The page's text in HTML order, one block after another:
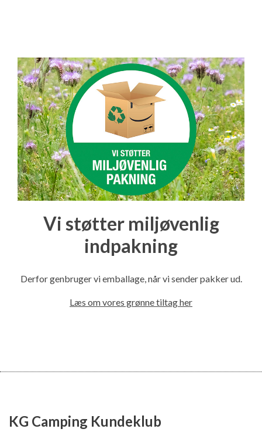
Vi støtter miljøvenlig
indpakning
Derfor genbruger vi emballage, når vi sender pakker ud.
Læs om vores grønne tiltag her
KG Camping Kundeklub